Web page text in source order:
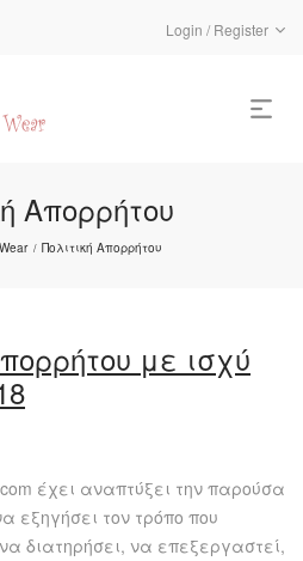
Login / Register
Απορρήτου
/ Πολιτική Απορρήτου
με ισχύ
έχει αναπτύξει την παρούσα
εξηγήσει τον τρόπο που
διατηρήσει, να επεξεργαστεί,